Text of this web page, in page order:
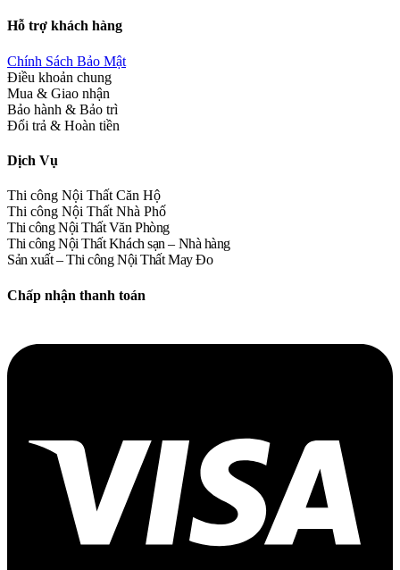
Hỗ trợ khách hàng
Chính Sách Bảo Mật
Điều khoản chung
Mua & Giao nhận
Bảo hành & Bảo trì
Đổi trả & Hoàn tiền
Dịch Vụ
Thi công Nội Thất Căn Hộ
Thi công Nội Thất Nhà Phố
Thi công Nội Thất Văn Phòng
Thi công Nội Thất Khách sạn – Nhà hàng
Sản xuất – Thi công Nội Thất May Đo
Chấp nhận thanh toán